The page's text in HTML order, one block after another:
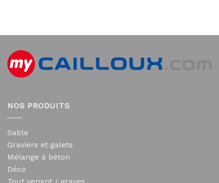
NOS PRODUITS
Sable
Graviers et galets
Mélange à béton
Déco